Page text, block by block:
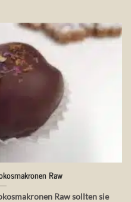
Raw
Raw sollten sie